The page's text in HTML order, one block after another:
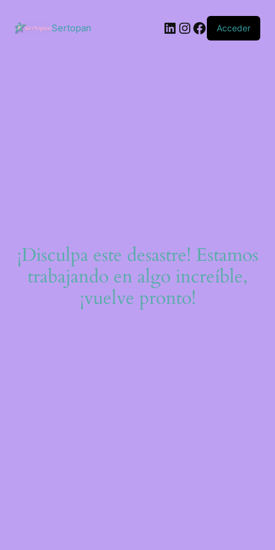
contenido
Sertopan LinkedIn
Instagram
Facebook
Acceder
¡Disculpa este desastre! Estamos
trabajando en algo increíble,
¡vuelve pronto!